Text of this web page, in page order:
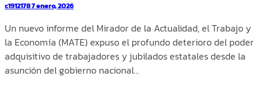
c19121787 enero, 2026
Un nuevo informe del Mirador de la Actualidad, el Trabajo y
la Economía (MATE) expuso el profundo deterioro del poder
adquisitivo de trabajadores y jubilados estatales desde la
asunción del gobierno nacional…